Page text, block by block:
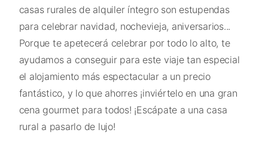
casas rurales de alquiler íntegro son estupendas
para celebrar navidad, nochevieja, aniversarios...
Porque te apetecerá celebrar por todo lo alto, te
ayudamos a conseguir para este viaje tan especial
el alojamiento más espectacular a un precio
fantástico, y lo que ahorres ¡inviértelo en una gran
cena gourmet para todos! ¡Escápate a una casa
rural a pasarlo de lujo!